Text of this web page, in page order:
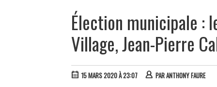
Élection municipale :
Village, Jean-Pierre
15 MARS 2020 À 23:07 PARANTHONY FAURE